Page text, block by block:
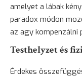
amelyet a lábak
paradox módon
az agy
Testhelyzet és
Érdekes